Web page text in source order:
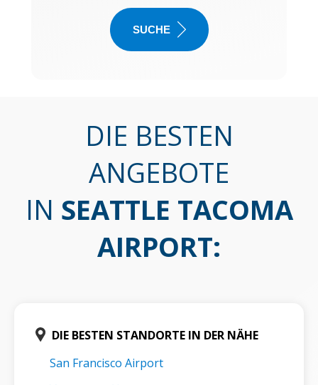
SUCHE
DIE BESTEN
ANGEBOTE
IN SEATTLE TACOMA
AIRPORT:
DIE BESTEN STANDORTE IN DER NÄHE
San Francisco Airport